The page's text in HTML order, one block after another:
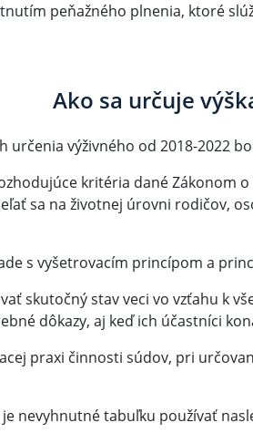
peňažného plnenia, ktoré
Ako sa určuje
určenia výživného od 2018-2022
kritéria dané Zákonom
sa na životnej úrovni rodičov,
s vyšetrovacím princípom a
skutočný stav veci vo vzťahu k
dôkazy, aj keď ich účastníci
praxi činnosti súdov, pri
nevyhnutné tabuľku používať